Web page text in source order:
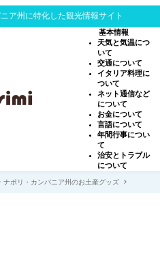
ア州に特化した観光情報サイト
基本情報
天気と気温につ
いて
交通について
イタリア料理に
ついて
ネット通信など
について
お金について
言語について
年間行事につい
て
治安とトラブル
について
ナポリ・カンパニア州のお土産グッズ